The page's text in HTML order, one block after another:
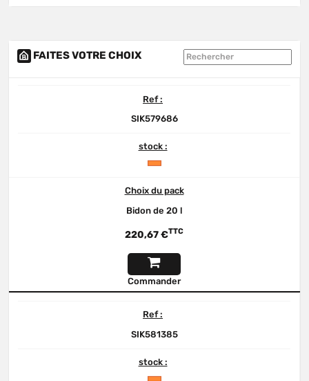
FAITES VOTRE CHOIX
Ref :
SIK579686
stock :
Choix du pack
Bidon de 20 l
220,67 €TTC
Commander
Ref :
SIK581385
stock :